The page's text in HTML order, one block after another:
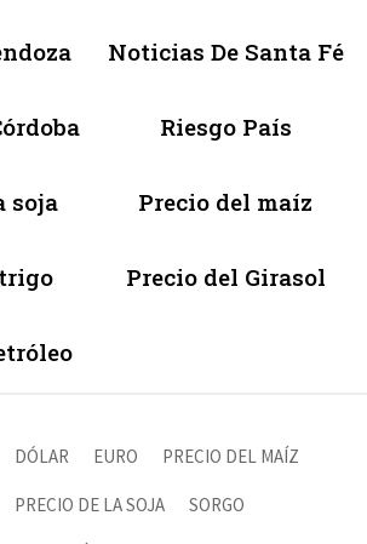
Noticias De Santa Fé
Riesgo País
soja Precio del maíz
Precio del Girasol
DÓLAR EURO PRECIO DEL MAÍZ
PRECIO DE LA SOJA SORGO